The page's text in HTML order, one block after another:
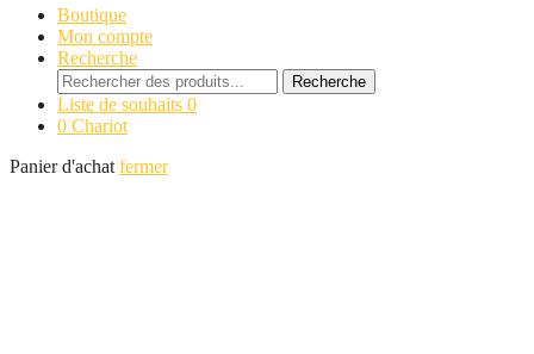
Boutique
Mon compte
Recherche
Recherche
de
:
Recherche
Liste de souhaits 0
0 Chariot
Panier d'achat fermer